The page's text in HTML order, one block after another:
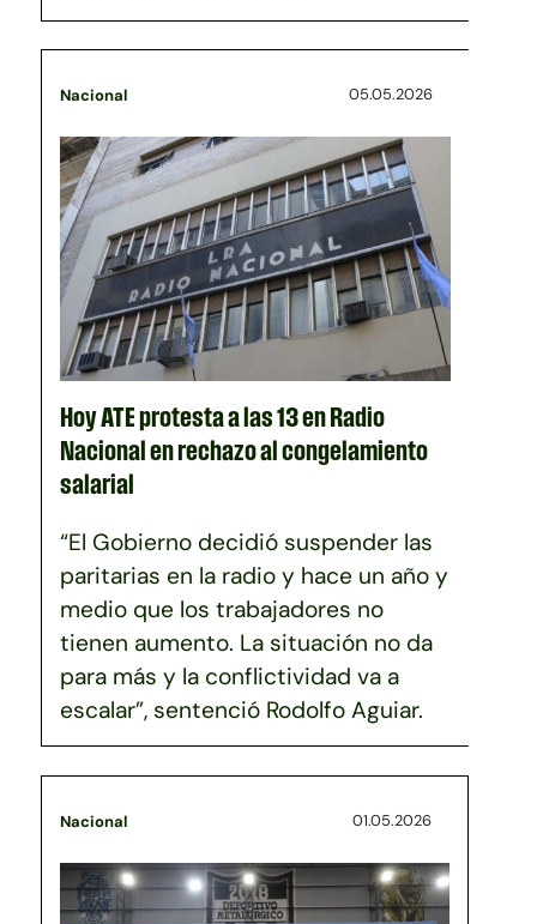
Nacional 05.05.2026
Hoy ATE protesta a las 13 en Radio
Nacional en rechazo al congelamiento
salarial
“El Gobierno decidió suspender las
paritarias en la radio y hace un año y
medio que los trabajadores no
tienen aumento. La situación no da
para más y la conflictividad va a
escalar”, sentenció Rodolfo Aguiar.
Nacional 01.05.2026